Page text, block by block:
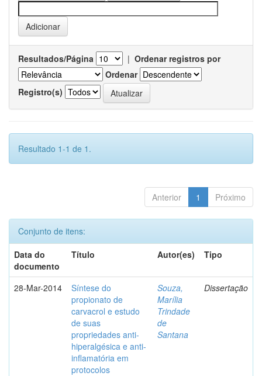
Resultados/Página | Ordenar registros por
Ordenar
Registro(s)
Resultado 1-1 de 1.
Anterior 1 Próximo
Conjunto de itens:
Data do
documento
Título Autor(es) Tipo
28-Mar-2014
Síntese do
propionato de
carvacrol e estudo
de suas
propriedades anti-
hiperalgésica e anti-
inflamatória em
protocolos
Souza,
Marília
Trindade
de
Santana
Dissertação